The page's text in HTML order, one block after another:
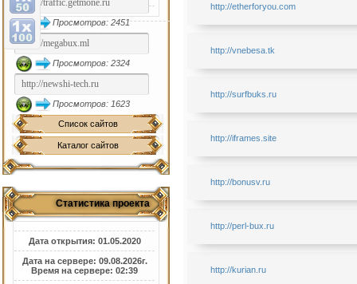
Просмотров: 2451
Просмотров: 2324
Просмотров: 1623
Список сайтов
Каталог сайтов
Статистика проекта
Дата открытия: 01.05.2020
Дата на сервере: 09.08.2026г.
Время на сервере: 02:39
http://etherforyou.com
http://vnebesa.tk
http://surfbuks.ru
http://iframes.site
http://bonusv.ru
http://perl-bux.ru
http://kurian.ru